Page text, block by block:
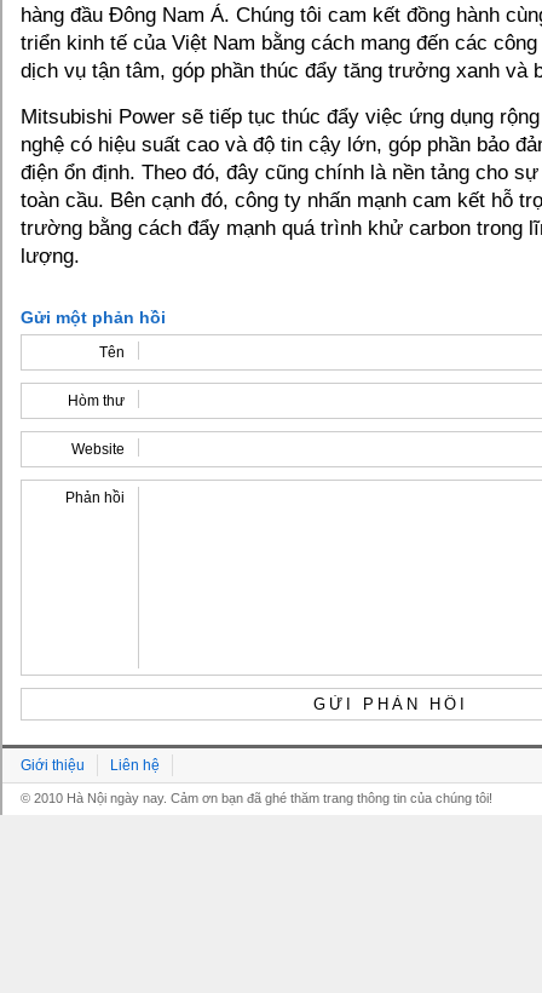
hàng đầu Đông Nam Á. Chúng tôi cam kết đồng hành
triển kinh tế của Việt Nam bằng cách mang đến các
dịch vụ tận tâm, góp phần thúc đẩy tăng trưởng xanh và
Mitsubishi Power sẽ tiếp tục thúc đẩy việc ứng dụng
nghệ có hiệu suất cao và độ tin cậy lớn, góp phần bảo
điện ổn định. Theo đó, đây cũng chính là nền tảng cho
toàn cầu. Bên cạnh đó, công ty nhấn mạnh cam kết hỗ
trường bằng cách đẩy mạnh quá trình khử carbon trong
lượng.
Gửi một phản hồi
Tên
Hòm thư
Website
Phản hồi
Giới thiệu Liên hệ
© 2010 Hà Nội ngày nay. Cảm ơn bạn đã ghé thăm trang thông tin của chúng tôi!